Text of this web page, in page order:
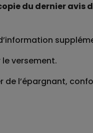
du dernier avis
versement.
l’épargnant,